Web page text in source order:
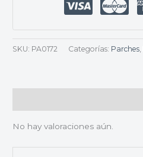
SKU: PA0172 Categorías: Parches,
No hay valoraciones aún.